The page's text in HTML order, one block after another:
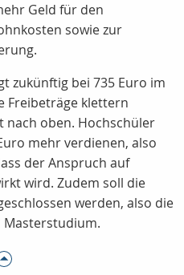
Geld für den
sowie zur
zukünftig bei 735 Euro im
Freibeträge klettern
nach oben. Hochschüler
mehr verdienen, also
der Anspruch auf
wird. Zudem soll die
werden, also die
Masterstudium.